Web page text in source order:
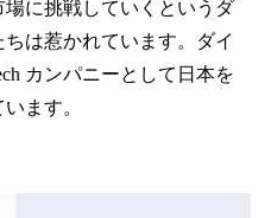
に挑戦していくというダ
は惹かれています。ダイ
カンパニーとして日本を
ます。